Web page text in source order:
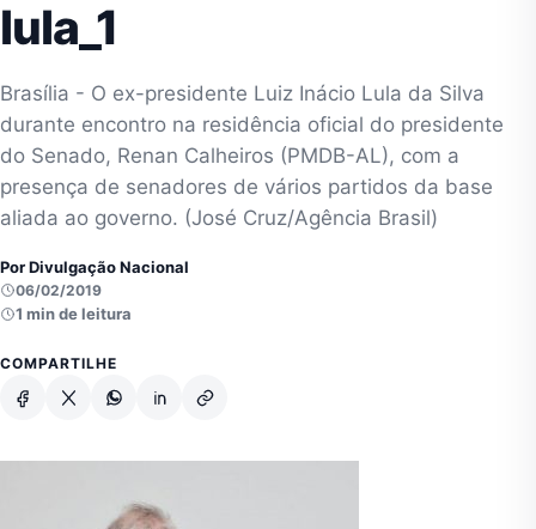
lula_1
Brasília - O ex-presidente Luiz Inácio Lula da Silva
durante encontro na residência oficial do presidente
do Senado, Renan Calheiros (PMDB-AL), com a
presença de senadores de vários partidos da base
aliada ao governo. (José Cruz/Agência Brasil)
Por Divulgação Nacional
06/02/2019
1 min de leitura
COMPARTILHE
Facebook WhatsappLinkedinCopiar link